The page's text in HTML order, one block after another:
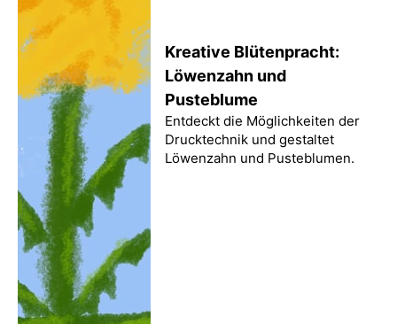
Kreative Blütenpracht:
Löwenzahn und
Pusteblume
Entdeckt die Möglichkeiten der
Drucktechnik und gestaltet
Löwenzahn und Pusteblumen.